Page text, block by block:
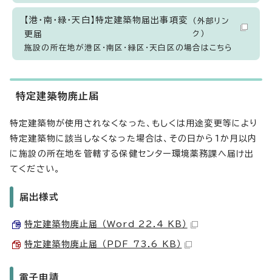
【港・南・緑・天白】特定建築物届出事項変
更届
（外部リン
ク）
施設の所在地が港区・南区・緑区・天白区の場合はこちら
特定建築物廃止届
特定建築物が使用されなくなった、もしくは用途変更等により
特定建築物に該当しなくなった場合は、その日から1か月以内
に施設の所在地を管轄する保健センター環境薬務課へ届け出
てください。
届出様式
特定建築物廃止届 （Word 22.4 KB）
特定建築物廃止届 （PDF 73.6 KB）
電子申請